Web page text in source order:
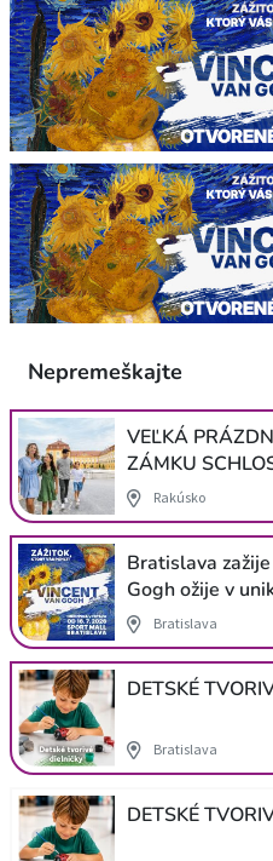
Nepremeškajte
VEĽKÁ
ZÁMKU
Rakúsko
Bratislava
Gogh ožije v
Bratislava
DETSKÉ
Bratislava
DETSKÉ